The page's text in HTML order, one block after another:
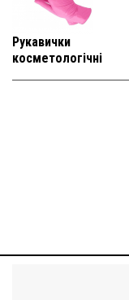
Рукавички
косметологічні